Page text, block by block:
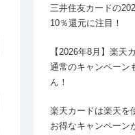
三井住友カードの
10％還元に注目！
【2026年8月】楽天
通常のキャンペーン
ん！
楽天カードは楽天を
お得なキャンペーン